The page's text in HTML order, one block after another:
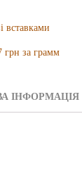
вставками
грн за грамм
ІНФОРМАЦІЯ